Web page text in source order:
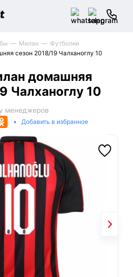
Милан
Футболки
сезон 2018/19 Чалханоглу 10
домашняя
Чалханоглу 10
• Добавить в избранное